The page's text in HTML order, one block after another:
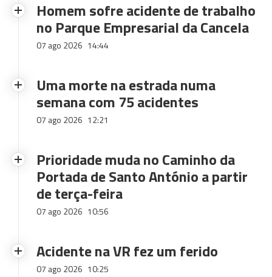
Homem sofre acidente de trabalho
no Parque Empresarial da Cancela
07 ago 2026 14:44
Uma morte na estrada numa
semana com 75 acidentes
07 ago 2026 12:21
Prioridade muda no Caminho da
Portada de Santo António a partir
de terça-feira
07 ago 2026 10:56
Acidente na VR fez um ferido
07 ago 2026 10:25